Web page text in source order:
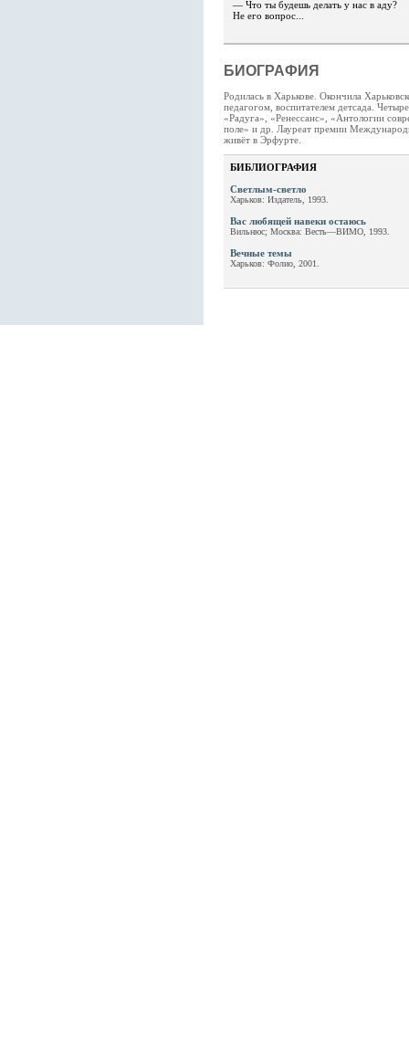
— Что ты будешь делать у нас в аду?
Не его вопрос...
БИОГРАФИЯ
Родилась в Харькове. Окончила
педагогом, воспитателем детсада.
«Радуга», «Ренессанс», «Антологии
поле» и др. Лауреат премии
живёт в Эрфурте.
БИБЛИОГРАФИЯ
Светлым-светло
Харьков: Издатель, 1993.
Вас любящей навеки остаюсь
Вильнюс; Москва: Весть—ВИМО, 1993.
Вечные темы
Харьков: Фолио, 2001.